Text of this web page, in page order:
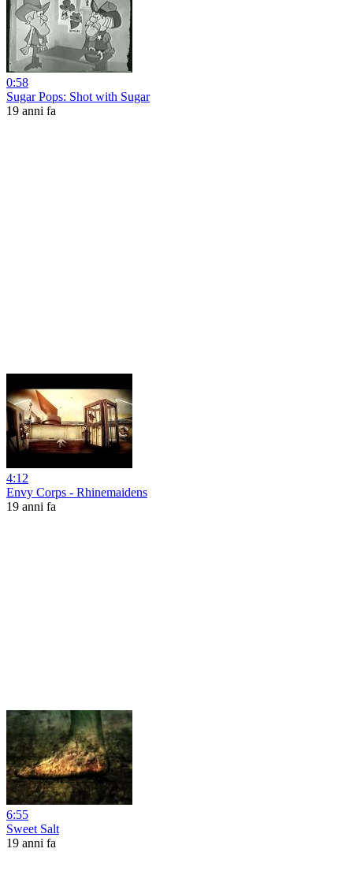
0:58
Sugar Pops: Shot with Sugar
19 anni fa
4:12
Envy Corps - Rhinemaidens
19 anni fa
6:55
Sweet Salt
19 anni fa